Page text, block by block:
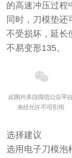
的高速冲压过程
同时，刀模垫
不受损坏，延长
不易变形135。
选择建议
选用电子刀模泡